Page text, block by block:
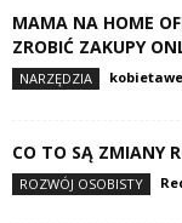
MAMA NA HOME
ZROBIĆ ZAKUPY
NARZĘDZIA
CO TO SĄ ZMIANY
ROZWÓJ OSOBISTY